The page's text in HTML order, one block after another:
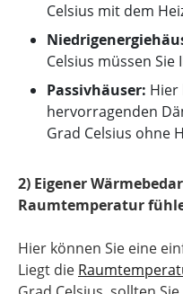
Celsius mit dem
Celsius müssen
Passivhäuser: Hier
hervorragenden
Grad Celsius ohne
2) Eigener
Raumtemperatur
Hier können Sie eine
Liegt die